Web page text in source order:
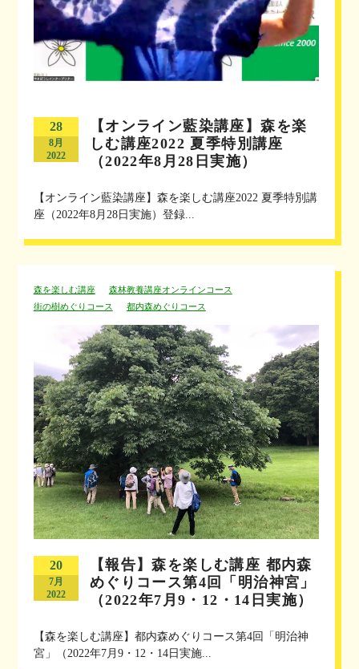
28
8月
2022
【オンライン藍染講座】森を楽
しむ講座2022 夏季特別講座
（2022年8月28日実施）
【オンライン藍染講座】森を楽しむ講座2022 夏季特別講
座（2022年8月28日実施）登録...
森を楽しむ講座
森林教養講座オンラインコース
街の樹めぐりコース
都内森めぐりコース
20
7月
2022
【報告】森を楽しむ講座 都内森
めぐりコース第4回「明治神宮」
（2022年7月9・12・14日実施）
【森を楽しむ講座】都内森めぐりコース第4回「明治神
宮」（2022年7月9・12・14日実施...